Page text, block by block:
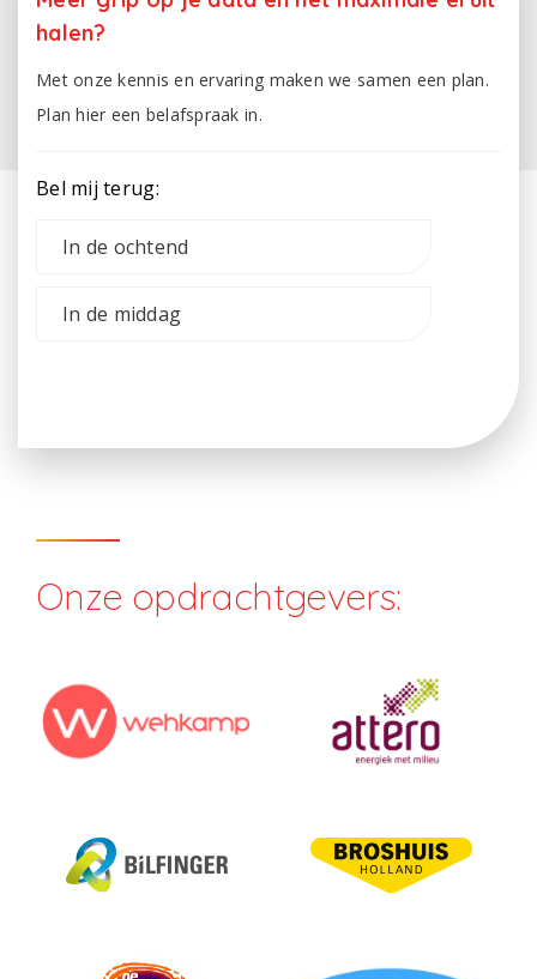
halen?
Met onze kennis en ervaring maken we samen een plan.
Plan hier een belafspraak in.
Bel mij terug:
In de ochtend
In de middag
Onze opdrachtgevers: